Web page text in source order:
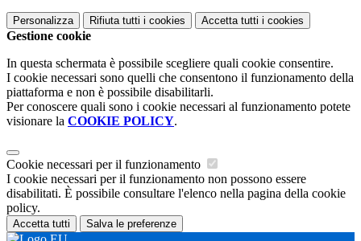
Personalizza Rifiuta tutti i cookies Accetta tutti i cookies
Gestione cookie
In questa schermata è possibile scegliere quali cookie consentire.
I cookie necessari sono quelli che consentono il funzionamento della
piattaforma e non è possibile disabilitarli.
Per conoscere quali sono i cookie necessari al funzionamento potete
visionare la COOKIE POLICY.
Cookie necessari per il funzionamento
I cookie necessari per il funzionamento non possono essere
disabilitati. È possibile consultare l'elenco nella pagina della cookie
policy.
Accetta tutti Salva le preferenze